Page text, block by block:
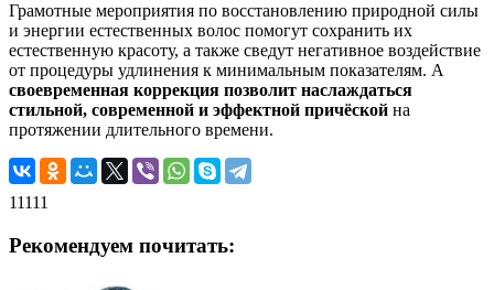
Грамотные мероприятия по восстановлению природной силы
и энергии естественных волос помогут сохранить их
естественную красоту, а также сведут негативное воздействие
от процедуры удлинения к минимальным показателям. А
своевременная коррекция позволит наслаждаться
стильной, современной и эффектной причёской на
протяжении длительного времени.
11111
Рекомендуем почитать: